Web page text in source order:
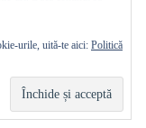
urile, uită-te aici: Politică